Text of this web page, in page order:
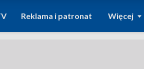
Reklama i patronat Więcej